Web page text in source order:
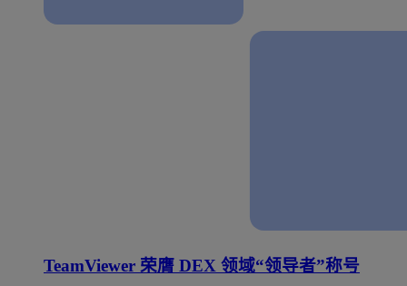
TeamViewer 荣膺 DEX 领域“领导者”称号